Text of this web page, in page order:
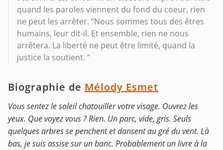
quand les paroles viennent du fond du coeur, rien
ne peut les arrêter. “Nous sommes tous des êtres
humains, leur dit-il. Et ensemble, rien ne nous
arrêtera. La liberté ne peut être limité, quand la
justice la soutient. “
Biographie de Mélody Esmet
Vous sentez le soleil chatouiller votre visage. Ouvrez les
yeux. Que voyez vous ? Rien. Un parc, vide, gris. Seuls
quelques arbres se penchent et dansent au gré du vent. Là
bas, je suis assise sur un banc. Probablement un livre à la